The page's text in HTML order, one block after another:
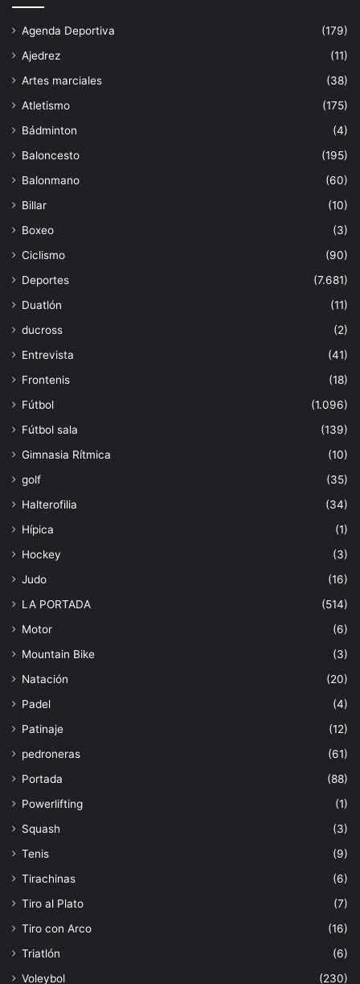
Agenda Deportiva
(179)
Ajedrez
(11)
Artes marciales
(38)
Atletismo
(175)
Bádminton
(4)
Baloncesto
(195)
Balonmano
(60)
Billar
(10)
Boxeo
(3)
Ciclismo
(90)
Deportes
(7.681)
Duatlón
(11)
ducross
(2)
Entrevista
(41)
Frontenis
(18)
Fútbol
(1.096)
Fútbol sala
(139)
Gimnasia Rítmica
(10)
golf
(35)
Halterofilia
(34)
Hípica
(1)
Hockey
(3)
Judo
(16)
LA PORTADA
(514)
Motor
(6)
Mountain Bike
(3)
Natación
(20)
Padel
(4)
Patinaje
(12)
pedroneras
(61)
Portada
(88)
Powerlifting
(1)
Squash
(3)
Tenis
(9)
Tirachinas
(6)
Tiro al Plato
(7)
Tiro con Arco
(16)
Triatlón
(6)
Voleybol
(230)